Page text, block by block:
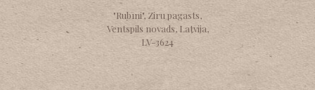
"Rubīni", Ziru pagasts,
Ventspils novads, Latvija,
LV-3624